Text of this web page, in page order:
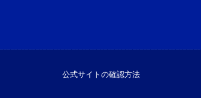
公式サイトの確認方法